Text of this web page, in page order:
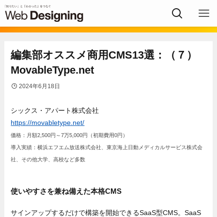
編集部オススメ商用CMS13選：（７）
MovableType.net
2024年6月18日
シックス・アパート株式会社
https://movabletype.net/
価格：月額2,500円～7万5,000円（初期費用0円）
導入実績：横浜エフエム放送株式会社、東京海上日動メディカルサービス株式会
社、その他大学、高校など多数
使いやすさを兼ね備えた本格CMS
サインアップするだけで構築を開始できるSaaS型CMS。SaaS